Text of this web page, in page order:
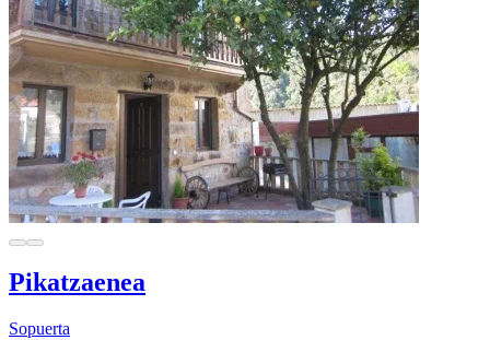
Pikatzaenea
Sopuerta